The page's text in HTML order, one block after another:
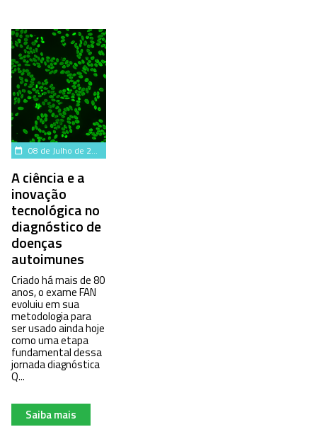
08 de Julho de 2025
A ciência e a
inovação
tecnológica no
diagnóstico de
doenças
autoimunes
Criado há mais de 80
anos, o exame FAN
evoluiu em sua
metodologia para
ser usado ainda hoje
como uma etapa
fundamental dessa
jornada diagnóstica
Q...
Saiba mais